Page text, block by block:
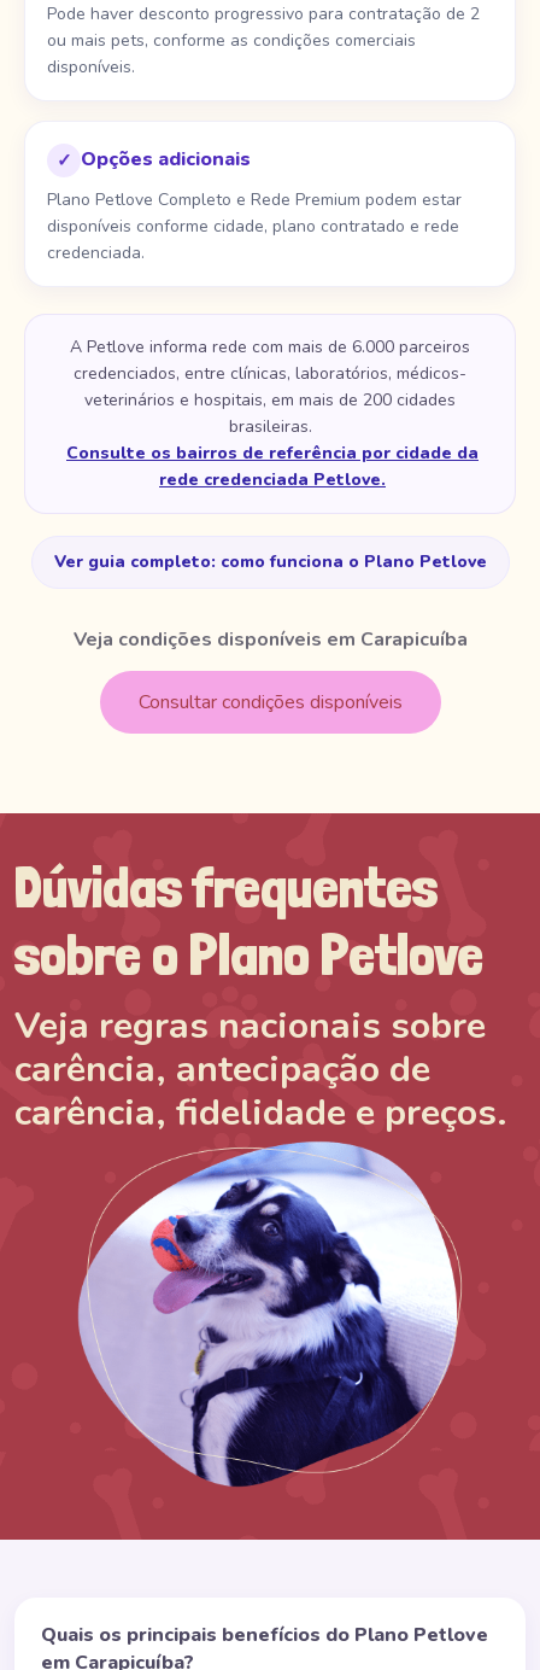
Pode haver desconto progressivo para contratação de 2
ou mais pets, conforme as condições comerciais
disponíveis.
✓ Opções adicionais
Plano Petlove Completo e Rede Premium podem estar
disponíveis conforme cidade, plano contratado e rede
credenciada.
A Petlove informa rede com mais de 6.000 parceiros
credenciados, entre clínicas, laboratórios, médicos-
veterinários e hospitais, em mais de 200 cidades
brasileiras.
Consulte os bairros de referência por cidade da
rede credenciada Petlove.
Ver guia completo: como funciona o Plano Petlove
Veja condições disponíveis em Carapicuíba
Consultar condições disponíveis
Dúvidas frequentes
sobre o Plano Petlove
Veja regras nacionais sobre
carência, antecipação de
carência, fidelidade e preços.
Quais os principais benefícios do Plano Petlove
em Carapicuíba?